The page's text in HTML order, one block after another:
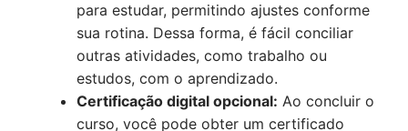
para estudar, permitindo ajustes conforme
sua rotina. Dessa forma, é fácil conciliar
outras atividades, como trabalho ou
estudos, com o aprendizado.
Certificação digital opcional: Ao concluir o
curso, você pode obter um certificado